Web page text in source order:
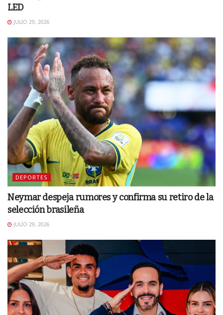
LED
JULIO 29, 2026
DEPORTES
Neymar despeja rumores y confirma su retiro de la
selección brasileña
JULIO 29, 2026